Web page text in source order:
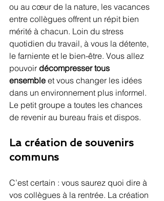
ou au cœur de la nature, les vacances
entre collègues offrent un répit bien
mérité à chacun. Loin du stress
quotidien du travail, à vous la détente,
le farniente et le bien-être. Vous allez
pouvoir décompresser tous
ensemble et vous changer les idées
dans un environnement plus informel.
Le petit groupe a toutes les chances
de revenir au bureau frais et dispos.
La création de souvenirs
communs
C’est certain : vous saurez quoi dire à
vos collègues à la rentrée. La création